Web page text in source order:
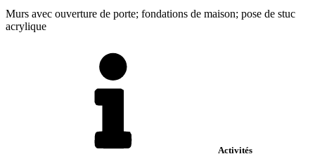
Murs avec ouverture de porte; fondations de maison; pose de stuc
acrylique
Activités